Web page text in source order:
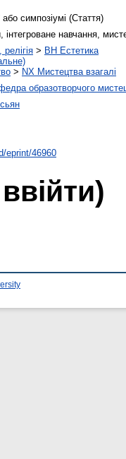
симпозіумі (Стаття)
інтегроване навчання,
> BH Естетика
> NX Мистецтва взагалі
образотворчого
eprint/46960